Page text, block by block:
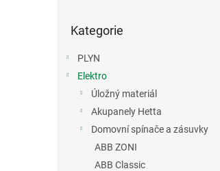
kategorie
Kategorie
PLYN
Elektro
Úložný materiál
Akupanely Hetta
Domovní spínače a zásuvky
ABB ZONI
ABB Classic